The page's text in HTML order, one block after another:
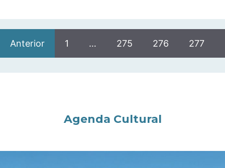
Anterior 1 … 275 276 277
Agenda Cultural